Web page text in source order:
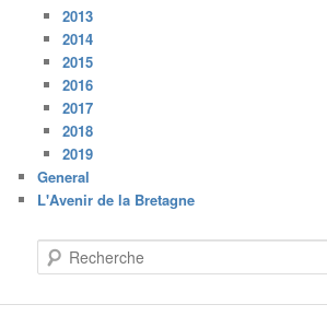
2013
2014
2015
2016
2017
2018
2019
General
L'Avenir de la Bretagne
e